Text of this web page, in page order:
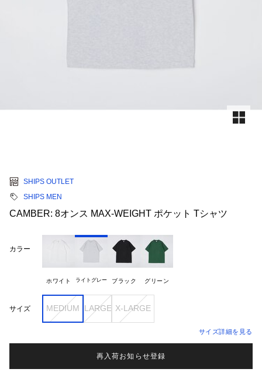
SHIPS OUTLET
SHIPS MEN
CAMBER: 8オンス MAX-WEIGHT ポケット Tシャツ
カラー
ホワイト ライトグレー ブラック グリーン
サイズ MEDIUM LARGE X-LARGE
サイズ詳細を見る
再入荷お知らせ登録